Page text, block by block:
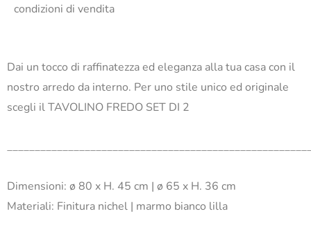
condizioni di vendita
Dai un tocco di raffinatezza ed eleganza alla tua casa con il
nostro arredo da interno. Per uno stile unico ed originale
scegli il TAVOLINO FREDO SET DI 2
Dimensioni: ø 80 x H. 45 cm | ø 65 x H. 36 cm
Materiali: Finitura nichel | marmo bianco lilla